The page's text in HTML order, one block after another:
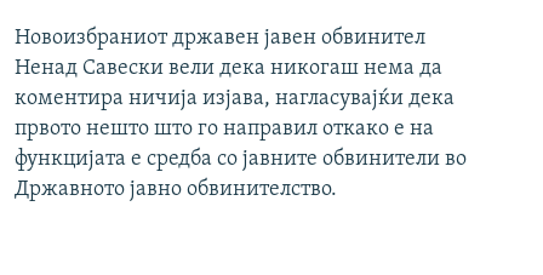
Новоизбраниот државен јавен обвинител
Ненад Савески вели дека никогаш нема да
коментира ничија изјава, нагласувајќи дека
првото нешто што го направил откако е на
функцијата е средба со јавните обвинители во
Државното јавно обвинителство.